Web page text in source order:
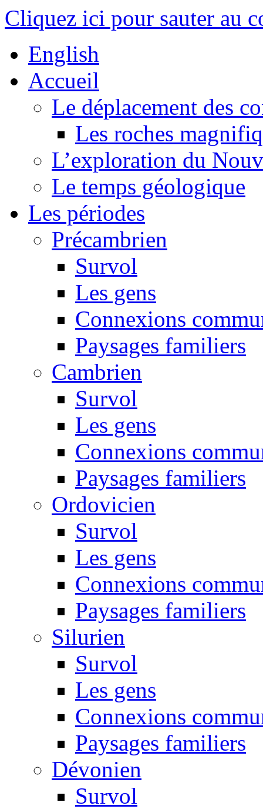
Cliquez ici pour sauter au
English
Accueil
Le déplacement des
Les roches
L’exploration du
Le temps géologique
Les périodes
Précambrien
Survol
Les gens
Connexions
Paysages familiers
Cambrien
Survol
Les gens
Connexions
Paysages familiers
Ordovicien
Survol
Les gens
Connexions
Paysages familiers
Silurien
Survol
Les gens
Connexions
Paysages familiers
Dévonien
Survol